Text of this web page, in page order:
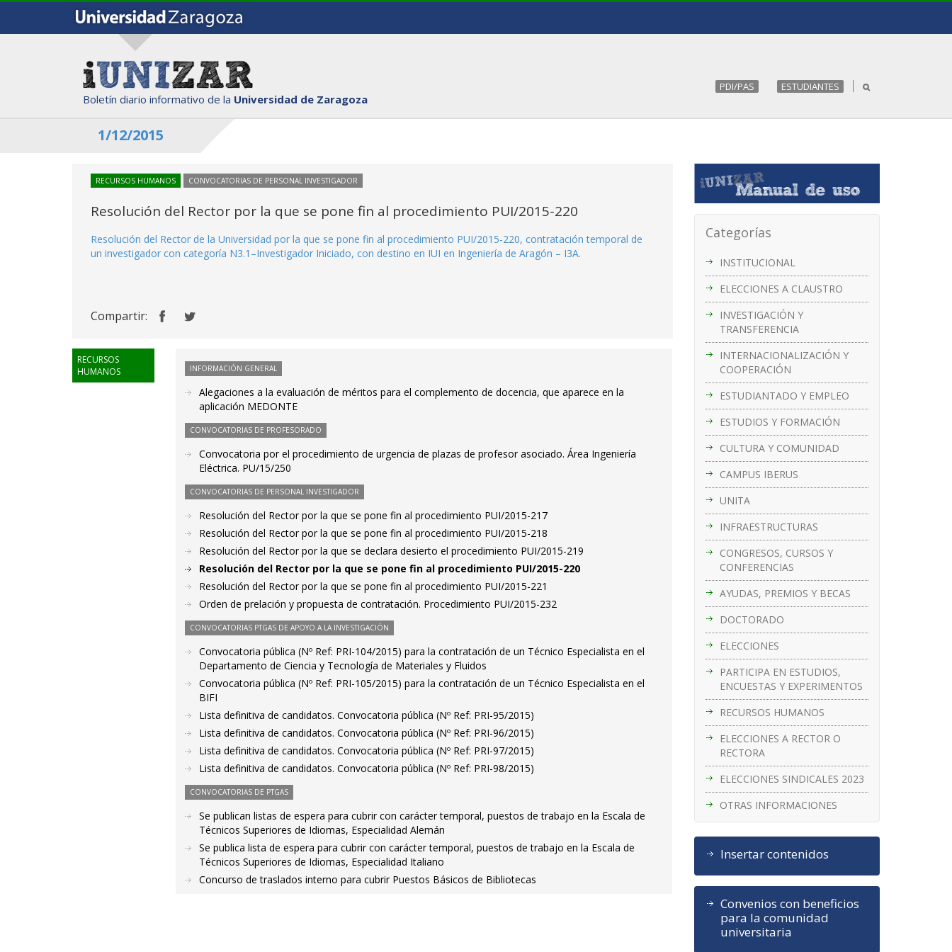
Boletín diario informativo de la Universidad de Zaragoza
PDI/PAS ESTUDIANTES
1/12/2015
Categorías
INSTITUCIONAL
ELECCIONES A CLAUSTRO
INVESTIGACIÓN Y
TRANSFERENCIA
INTERNACIONALIZACIÓN Y
COOPERACIÓN
ESTUDIANTADO Y EMPLEO
ESTUDIOS Y FORMACIÓN
CULTURA Y COMUNIDAD
CAMPUS IBERUS
UNITA
INFRAESTRUCTURAS
CONGRESOS, CURSOS Y
CONFERENCIAS
AYUDAS, PREMIOS Y BECAS
DOCTORADO
ELECCIONES
PARTICIPA EN ESTUDIOS,
ENCUESTAS Y EXPERIMENTOS
RECURSOS HUMANOS
ELECCIONES A RECTOR O
RECTORA
ELECCIONES SINDICALES 2023
OTRAS INFORMACIONES
Insertar contenidos
Convenios con beneficios
para la comunidad
universitaria
RECURSOS HUMANOS CONVOCATORIAS DE PERSONAL INVESTIGADOR
Resolución del Rector por la que se pone fin al procedimiento PUI/2015-220
Resolución del Rector de la Universidad por la que se pone fin al procedimiento PUI/2015-220, contratación temporal de
un investigador con categoría N3.1–Investigador Iniciado, con destino en IUI en Ingeniería de Aragón – I3A.
Compartir:
RECURSOS
HUMANOS
INFORMACIÓN GENERAL
Alegaciones a la evaluación de méritos para el complemento de docencia, que aparece en la
aplicación MEDONTE
CONVOCATORIAS DE PROFESORADO
Convocatoria por el procedimiento de urgencia de plazas de profesor asociado. Área Ingeniería
Eléctrica. PU/15/250
CONVOCATORIAS DE PERSONAL INVESTIGADOR
Resolución del Rector por la que se pone fin al procedimiento PUI/2015-217
Resolución del Rector por la que se pone fin al procedimiento PUI/2015-218
Resolución del Rector por la que se declara desierto el procedimiento PUI/2015-219
Resolución del Rector por la que se pone fin al procedimiento PUI/2015-220
Resolución del Rector por la que se pone fin al procedimiento PUI/2015-221
Orden de prelación y propuesta de contratación. Procedimiento PUI/2015-232
CONVOCATORIAS PTGAS DE APOYO A LA INVESTIGACIÓN
Convocatoria pública (Nº Ref: PRI-104/2015) para la contratación de un Técnico Especialista en el
Departamento de Ciencia y Tecnología de Materiales y Fluidos
Convocatoria pública (Nº Ref: PRI-105/2015) para la contratación de un Técnico Especialista en el
BIFI
Lista definitiva de candidatos. Convocatoria pública (Nº Ref: PRI-95/2015)
Lista definitiva de candidatos. Convocatoria pública (Nº Ref: PRI-96/2015)
Lista definitiva de candidatos. Convocatoria pública (Nº Ref: PRI-97/2015)
Lista definitiva de candidatos. Convocatoria pública (Nº Ref: PRI-98/2015)
CONVOCATORIAS DE PTGAS
Se publican listas de espera para cubrir con carácter temporal, puestos de trabajo en la Escala de
Técnicos Superiores de Idiomas, Especialidad Alemán
Se publica lista de espera para cubrir con carácter temporal, puestos de trabajo en la Escala de
Técnicos Superiores de Idiomas, Especialidad Italiano
Concurso de traslados interno para cubrir Puestos Básicos de Bibliotecas